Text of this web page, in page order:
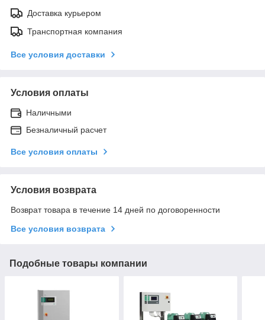
Доставка курьером
Транспортная компания
Все условия доставки
Условия оплаты
Наличными
Безналичный расчет
Все условия оплаты
Условия возврата
Возврат товара в течение 14 дней по договоренности
Все условия возврата
Подобные товары компании